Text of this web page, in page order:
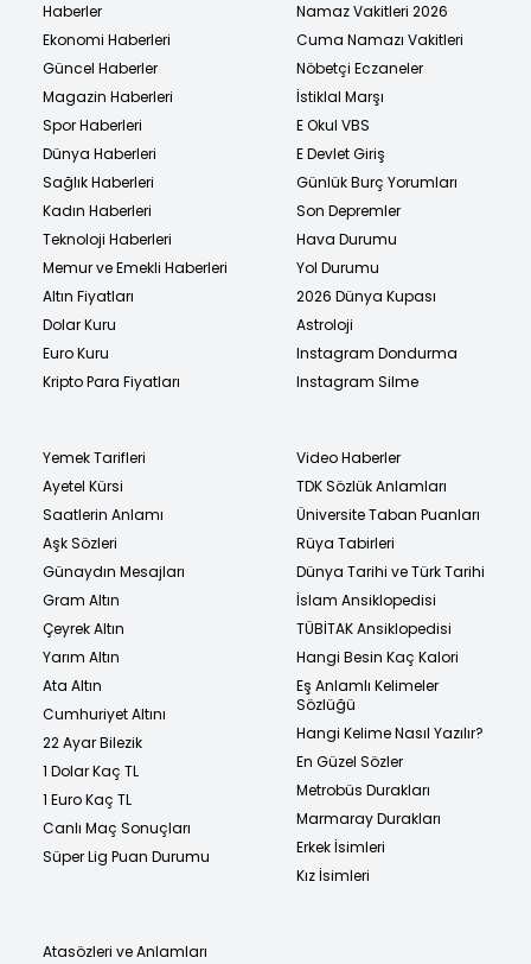
Haberler
Ekonomi Haberleri
Güncel Haberler
Magazin Haberleri
Spor Haberleri
Dünya Haberleri
Sağlık Haberleri
Kadın Haberleri
Teknoloji Haberleri
Memur ve Emekli Haberleri
Altın Fiyatları
Dolar Kuru
Euro Kuru
Kripto Para Fiyatları
Namaz Vakitleri 2026
Cuma Namazı Vakitleri
Nöbetçi Eczaneler
İstiklal Marşı
E Okul VBS
E Devlet Giriş
Günlük Burç Yorumları
Son Depremler
Hava Durumu
Yol Durumu
2026 Dünya Kupası
Astroloji
Instagram Dondurma
Instagram Silme
Yemek Tarifleri
Ayetel Kürsi
Saatlerin Anlamı
Aşk Sözleri
Günaydın Mesajları
Gram Altın
Çeyrek Altın
Yarım Altın
Ata Altın
Cumhuriyet Altını
22 Ayar Bilezik
1 Dolar Kaç TL
1 Euro Kaç TL
Canlı Maç Sonuçları
Süper Lig Puan Durumu
Video Haberler
TDK Sözlük Anlamları
Üniversite Taban Puanları
Rüya Tabirleri
Dünya Tarihi ve Türk Tarihi
İslam Ansiklopedisi
TÜBİTAK Ansiklopedisi
Hangi Besin Kaç Kalori
Eş Anlamlı Kelimeler
Sözlüğü
Hangi Kelime Nasıl Yazılır?
En Güzel Sözler
Metrobüs Durakları
Marmaray Durakları
Erkek İsimleri
Kız İsimleri
Atasözleri ve Anlamları